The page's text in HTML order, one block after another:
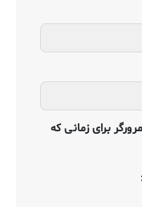
برای زمانی که